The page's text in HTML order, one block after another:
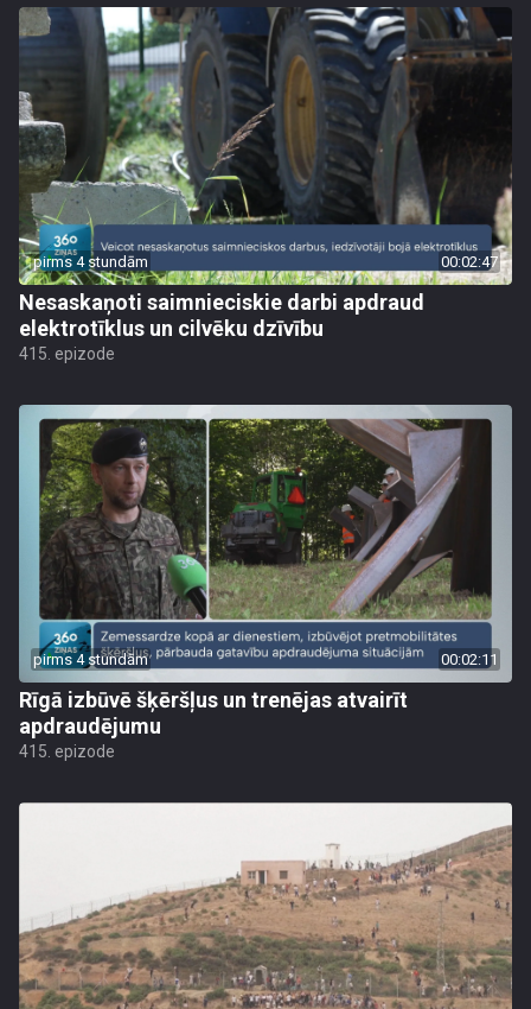
pirms 4 stundām 00:02:47
Nesaskaņoti saimnieciskie darbi apdraud
elektrotīklus un cilvēku dzīvību
415. epizode
pirms 4 stundām 00:02:11
Rīgā izbūvē šķēršļus un trenējas atvairīt
apdraudējumu
415. epizode